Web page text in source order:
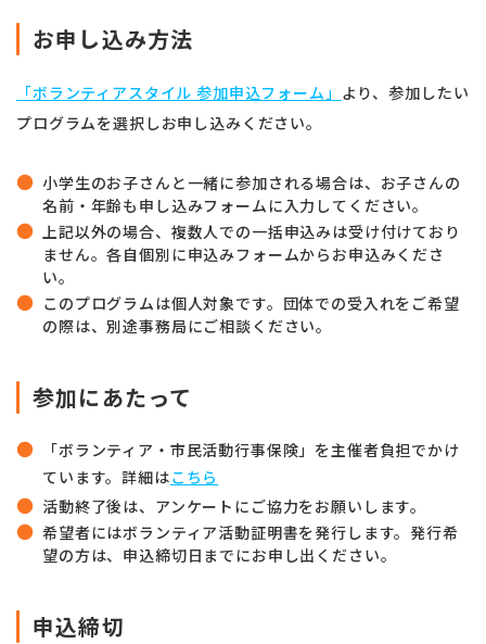
お申し込み方法
「ボランティアスタイル 参加申込フォーム」 より、参加したい
プログラムを選択しお申し込みください。
小学生のお子さんと一緒に参加される場合は、お子さんの
名前・年齢も申し込みフォームに入力してください。
上記以外の場合、複数人での一括申込みは受け付けており
ません。各自個別に申込みフォームからお申込みくださ
い。
このプログラムは個人対象です。団体での受入れをご希望
の際は、別途事務局にご相談ください。
参加にあたって
「ボランティア・市民活動行事保険」を主催者負担でかけ
ています。詳細はこちら
活動終了後は、アンケートにご協力をお願いします。
希望者にはボランティア活動証明書を発行します。発行希
望の方は、申込締切日までにお申し出ください。
申込締切